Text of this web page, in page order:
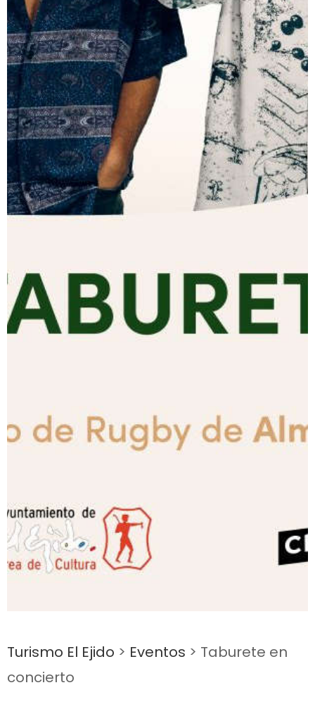
Turismo El Ejido > Eventos > Taburete en
concierto